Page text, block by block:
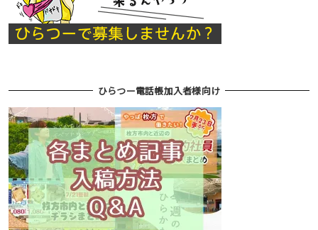
ひらつー電話帳加入者様向け